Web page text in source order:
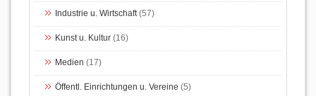
Industrie u. Wirtschaft(57)
Kunst u. Kultur (16)
Medien (17)
Öffentl. Einrichtungen u. Vereine (5)